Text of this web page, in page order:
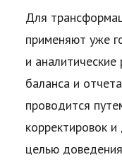
Для
применяют уже
и
баланса и
проводится
корректировок
целью